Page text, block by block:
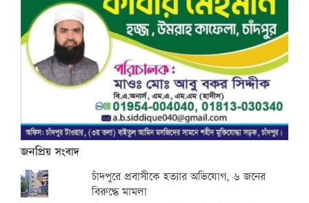
জনপ্রিয় সংবাদ
চাঁদপুরে প্রবাসীকে হত্যার অভিযোগ, ৬ জনের
বিরুদ্ধে মামলা